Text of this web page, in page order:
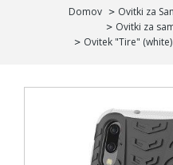
Domov Ovitki za
Ovitki za
Ovitek "Tire"